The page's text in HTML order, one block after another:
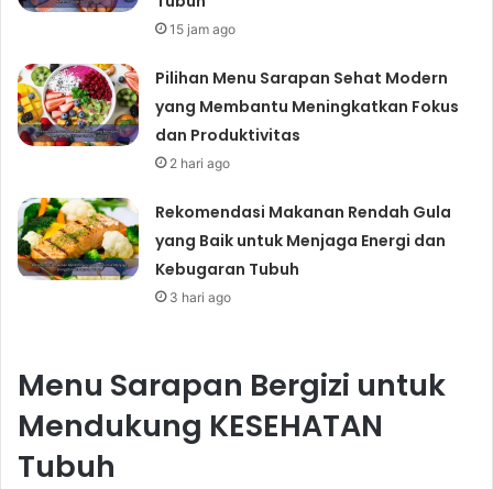
15 jam ago
Pilihan Menu Sarapan Sehat Modern
yang Membantu Meningkatkan Fokus
dan Produktivitas
2 hari ago
Rekomendasi Makanan Rendah Gula
yang Baik untuk Menjaga Energi dan
Kebugaran Tubuh
3 hari ago
Menu Sarapan Bergizi untuk
Mendukung KESEHATAN
Tubuh